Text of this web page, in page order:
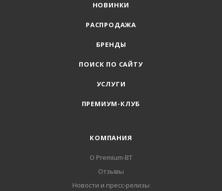
НОВИНКИ
РАСПРОДАЖА
БРЕНДЫ
ПОИСК ПО САЙТУ
УСЛУГИ
ПРЕМИУМ-КЛУБ
КОМПАНИЯ
О Premium-BT
Отзывы
Новости и пресс-релизы